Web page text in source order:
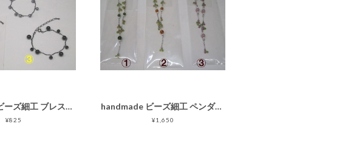
handmade ビーズ細工 ブレスレット
¥825
handmade ビーズ細工 ペンダント
¥1,650